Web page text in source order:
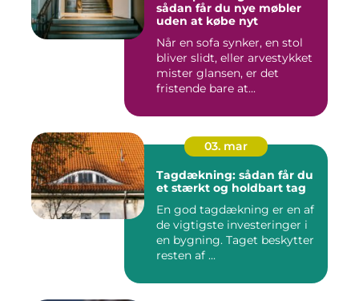
sådan får du nye møbler
uden at købe nyt
Når en sofa synker, en stol
bliver slidt, eller arvestykket
mister glansen, er det
fristende bare at...
03. mar
Tagdækning: sådan får du
et stærkt og holdbart tag
En god tagdækning er en af
de vigtigste investeringer i
en bygning. Taget beskytter
resten af ...